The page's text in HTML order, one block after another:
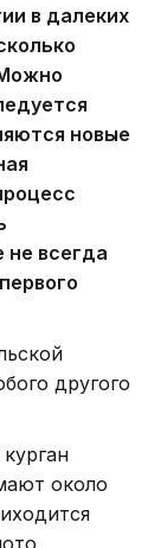
в далеких
новые
всегда
другого
около